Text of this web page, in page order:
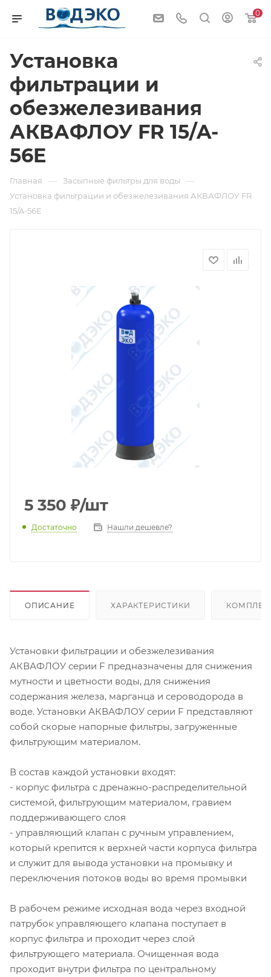
0
Установка
фильтрации и
обезжелезивания
АКВАФЛОУ FR 15/A-
56E
Главная — Засыпные фильтры для воды —
Установка фильтрации и обезжелезивания АКВАФЛОУ FR
15/A-56E
5 350 ₽/шт
Достаточно Нашли дешевле?
ОПИСАНИЕ ХАРАКТЕРИСТИКИ
Установки фильтрации и обезжелезивания
АКВАФЛОУ серии F предназначены для снижения
мутности и цветности воды, для снижения
содержания железа, марганца и сероводорода в
воде. Установки АКВАФЛОУ серии F представляют
собой скорые напорные фильтры, загруженные
фильтрующим материалом.
В состав каждой установки входят:
- корпус фильтра с дренажно-распределительной
системой, фильтрующим материалом, гравием
поддерживающего слоя
- управляющий клапан с ручным управлением,
который крепится к верхней части корпуса фильтра
и служит для вывода установки на промывку и
переключения потоков воды во время промывки
В рабочем режиме исходная вода через входной
патрубок управляющего клапана поступает в
корпус фильтра и проходит через слой
фильтрующего материала. Очищенная вода
проходит внутри фильтра по центральному